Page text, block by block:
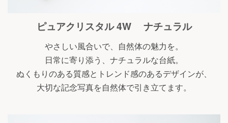
ピュアクリスタル 4W ナチュラル
やさしい風合いで、自然体の魅力を。
日常に寄り添う、ナチュラルな台紙。
ぬくもりのある質感とトレンド感のあるデザインが、
大切な記念写真を自然体で引き立てます。